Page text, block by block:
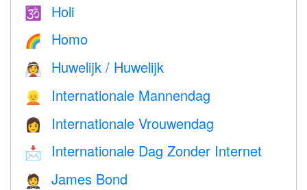
🕉 Holi
🌈 Homo
👰 Huwelijk / Huwelijk
👱 Internationale Mannendag
👩 Internationale Vrouwendag
📩 Internationale Dag Zonder Internet
🤵 James Bond